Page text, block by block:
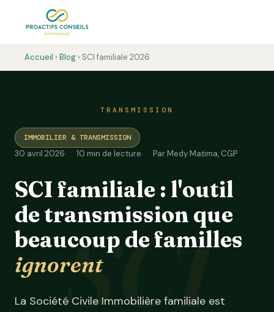
Accueil › Blog › SCI familiale 2026
TRANSMISSION
IMMOBILIER & TRANSMISSION
30 avril 2026 10 min de lecture Par Medy Matima, CGP
SCI familiale : l'outil
de transmission que
beaucoup de familles
ignorent
La Société Civile Immobilière familiale est